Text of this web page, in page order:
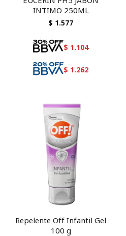
INTIMO 250ML
$ 1.577
$ 1.104
$ 1.262
Repelente Off Infantil Gel
100 g